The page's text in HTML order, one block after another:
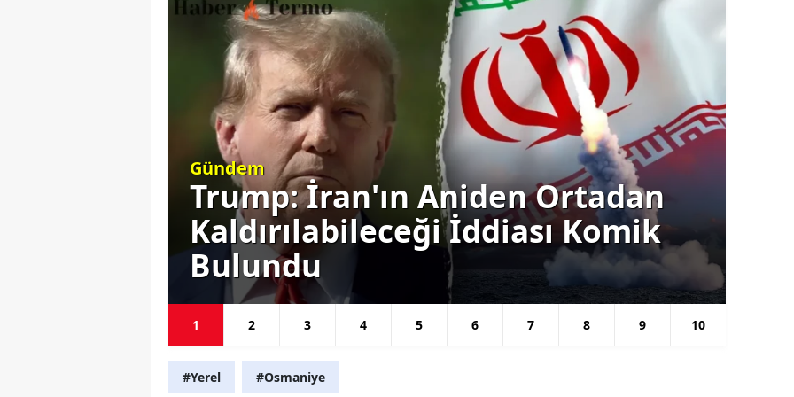
Siyaset
Başkan Erdoğan: Türkiye'nin
Gündemine Erken veya Ara
Seçim Yok
1 2 3 4 5 6 7 8 9 10
#Yerel #Osmaniye